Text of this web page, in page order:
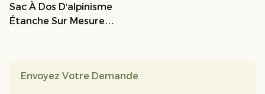
Envoyez Votre Demande
Sac À Dos D'alpinisme
Étanche Sur Mesure